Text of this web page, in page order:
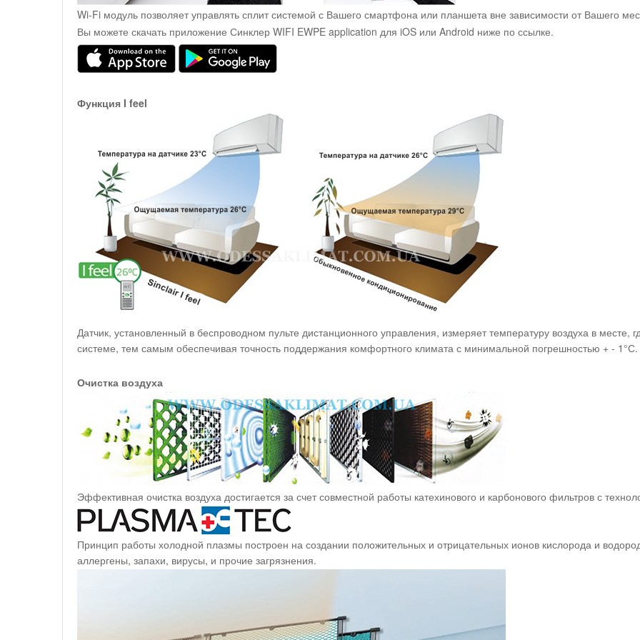
Wi-Fi модуль позволяет управлять сплит системой с Вашего смартфона или планшета вне зависимости от Вашего
Вы можете скачать приложение Синклер WIFI EWPE application для iOS или Android ниже по ссылке.
Функция I feel
Датчик, установленный в беспроводном пульте дистанционного управления, измеряет температуру воздуха в месте,
системе, тем самым обеспечивая точность поддержания комфортного климата с минимальной погрешностью + - 1°С.
Очистка воздуха
Эффективная очистка воздуха достигается за счет совместной работы катехинового и карбонового фильтров с
Принцип работы холодной плазмы построен на создании положительных и отрицательных ионов кислорода и
аллергены, запахи, вирусы, и прочие загрязнения.